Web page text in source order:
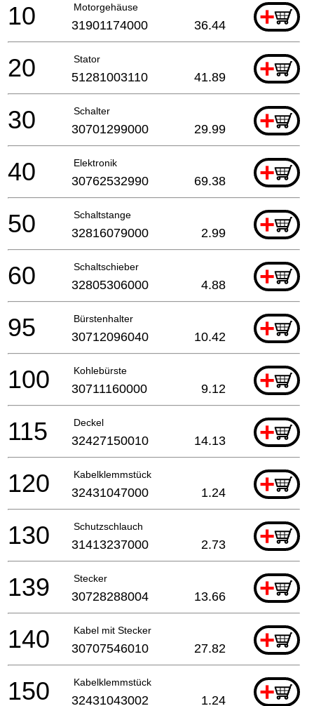
Motorgehäuse +
10 31901174000 36.44
Stator +
20 51281003110 41.89
Schalter +
30 30701299000 29.99
Elektronik +
40 30762532990 69.38
Schaltstange +
50 32816079000 2.99
Schaltschieber +
60 32805306000 4.88
Bürstenhalter +
95 30712096040 10.42
Kohlebürste +
100 30711160000 9.12
Deckel +
115 32427150010 14.13
Kabelklemmstück +
120 32431047000 1.24
Schutzschlauch +
130 31413237000 2.73
Stecker +
139 30728288004 13.66
Kabel mit Stecker +
140 30707546010 27.82
Kabelklemmstück +
150 32431043002 1.24